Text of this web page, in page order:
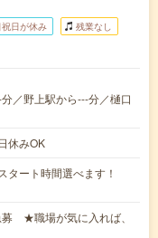
祝日が休み 残業なし
／野上駅から---分／樋口
休みOK
ート時間選べます！
★職場が気に入れば、